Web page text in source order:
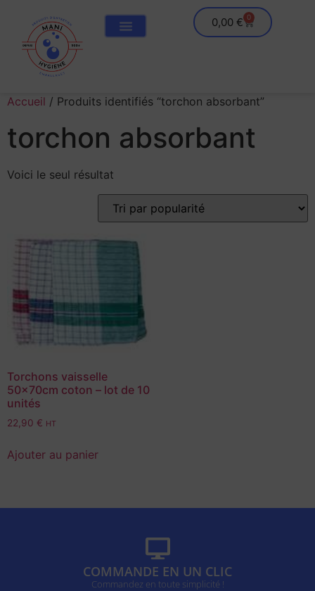
0,00 € 0
Accueil / Produits identifiés “torchon absorbant”
torchon absorbant
Voici le seul résultat
Torchons vaisselle
50x70cm coton – lot de 10
unités
22,90 € HT
Ajouter au panier
COMMANDE EN UN CLIC
Commandez en toute simplicité !